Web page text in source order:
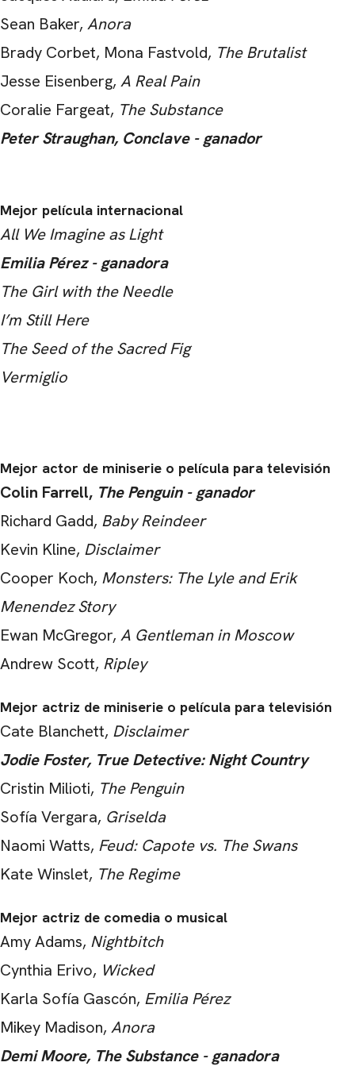
Sean Baker, Anora
Brady Corbet, Mona Fastvold, The Brutalist
Jesse Eisenberg, A Real Pain
Coralie Fargeat, The Substance
Peter Straughan, Conclave - ganador
Mejor película internacional
All We Imagine as Light
Emilia Pérez - ganadora
The Girl with the Needle
I’m Still Here
The Seed of the Sacred Fig
Vermiglio
Mejor actor de miniserie o película para televisión
Colin Farrell, The Penguin - ganador
Richard Gadd, Baby Reindeer
Kevin Kline, Disclaimer
Cooper Koch, Monsters: The Lyle and Erik
Menendez Story
Ewan McGregor, A Gentleman in Moscow
Andrew Scott, Ripley
Mejor actriz de miniserie o película para televisión
Cate Blanchett, Disclaimer
Jodie Foster, True Detective: Night Country
Cristin Milioti, The Penguin
Sofía Vergara, Griselda
Naomi Watts, Feud: Capote vs. The Swans
Kate Winslet, The Regime
Mejor actriz de comedia o musical
Amy Adams, Nightbitch
Cynthia Erivo, Wicked
Karla Sofía Gascón, Emilia Pérez
Mikey Madison, Anora
Demi Moore, The Substance - ganadora